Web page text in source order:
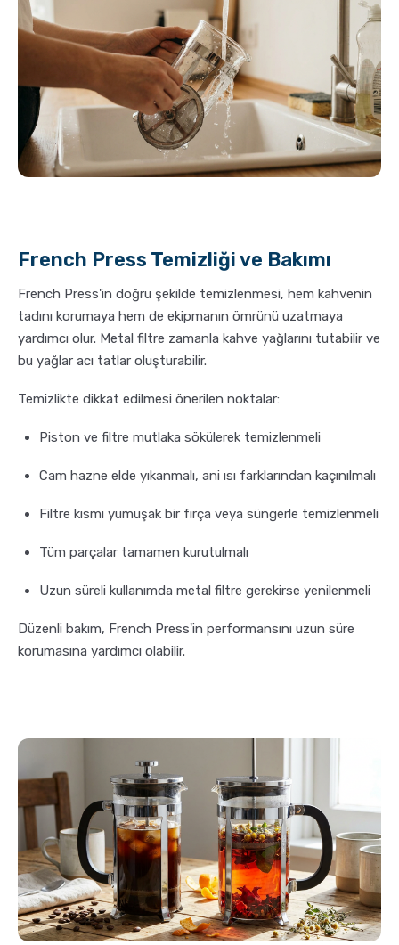
French Press Temizliği ve Bakımı
French Press'in doğru şekilde temizlenmesi, hem kahvenin
tadını korumaya hem de ekipmanın ömrünü uzatmaya
yardımcı olur. Metal filtre zamanla kahve yağlarını tutabilir ve
bu yağlar acı tatlar oluşturabilir.
Temizlikte dikkat edilmesi önerilen noktalar:
Piston ve filtre mutlaka sökülerek temizlenmeli
Cam hazne elde yıkanmalı, ani ısı farklarından kaçınılmalı
Filtre kısmı yumuşak bir fırça veya süngerle temizlenmeli
Tüm parçalar tamamen kurutulmalı
Uzun süreli kullanımda metal filtre gerekirse yenilenmeli
Düzenli bakım, French Press'in performansını uzun süre
korumasına yardımcı olabilir.